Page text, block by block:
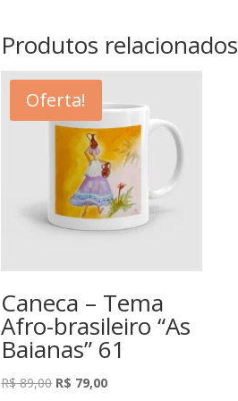
Produtos relacionados
Oferta!
Caneca – Tema
Afro-brasileiro “As
Baianas” 61
R$89,00 O
R$ 79,00O